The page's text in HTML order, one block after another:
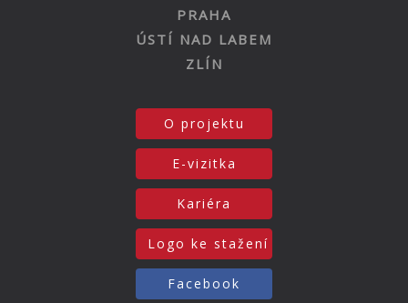
PRAHA
ÚSTÍ NAD LABEM
ZLÍN
O projektu
E-vizitka
Kariéra
Logo ke stažení
Facebook